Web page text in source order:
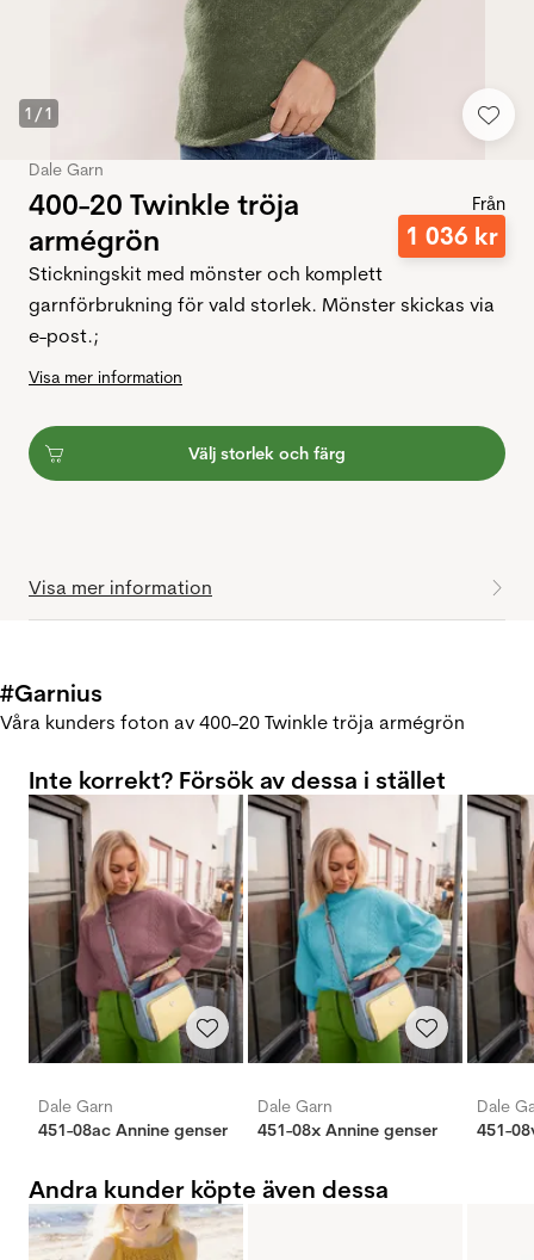
1 /1
Dale Garn
400-20 Twinkle tröja
armégrön
Från
1 036 kr
Stickningskit med mönster och komplett
garnförbrukning för vald storlek. Mönster skickas via
e-post.;
Visa mer information
Välj storlek och färg
Visa mer information
#Garnius
Våra kunders foton av 400-20 Twinkle tröja armégrön
Inte korrekt? Försök av dessa i stället
Dale Garn
451-08ac Annine genser
Dale Garn
451-08x Annine genser
Dale
451-
Andra kunder köpte även dessa